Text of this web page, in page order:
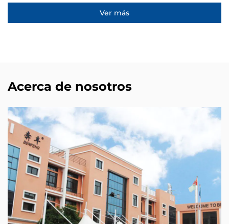
Ver más
Acerca de nosotros